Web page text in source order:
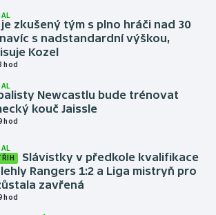
je zkušený tým s plno hráči nad 30
s nadstandardní výškou,
Kozel
hod
Newcastlu bude trénovat
kouč Jaissle
hod
Slávistky v předkole kvalifikace
Rangers 1:2 a Liga mistryň pro
zavřená
hod